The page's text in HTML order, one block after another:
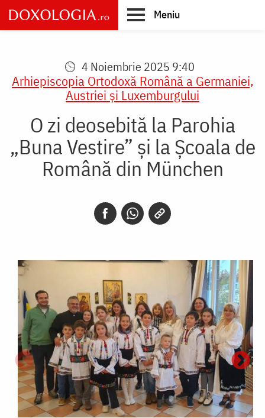
Skip
to
main
Meniu
4 Noiembrie 2025 9:40
Arhiepiscopia Ortodoxă Română a Germaniei,
Austriei şi Luxemburgului
O zi deosebită la Parohia
„Buna Vestire” și la Școala de
Română din München